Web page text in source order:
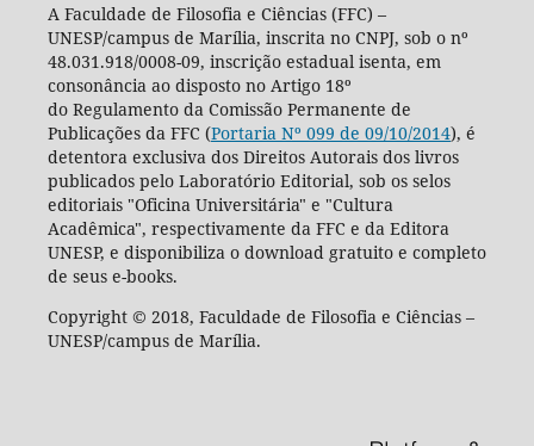
A Faculdade de Filosofia e Ciências (FFC) –
UNESP/campus de Marília, inscrita no CNPJ, sob o nº
48.031.918/0008-09, inscrição estadual isenta, em
consonância ao disposto no Artigo 18º
do Regulamento da Comissão Permanente de
Publicações da FFC (Portaria Nº 099 de 09/10/2014), é
detentora exclusiva dos Direitos Autorais dos livros
publicados pelo Laboratório Editorial, sob os selos
editoriais "Oficina Universitária" e "Cultura
Acadêmica", respectivamente da FFC e da Editora
UNESP, e disponibiliza o download gratuito e completo
de seus e-books.
Copyright © 2018, Faculdade de Filosofia e Ciências –
UNESP/campus de Marília.